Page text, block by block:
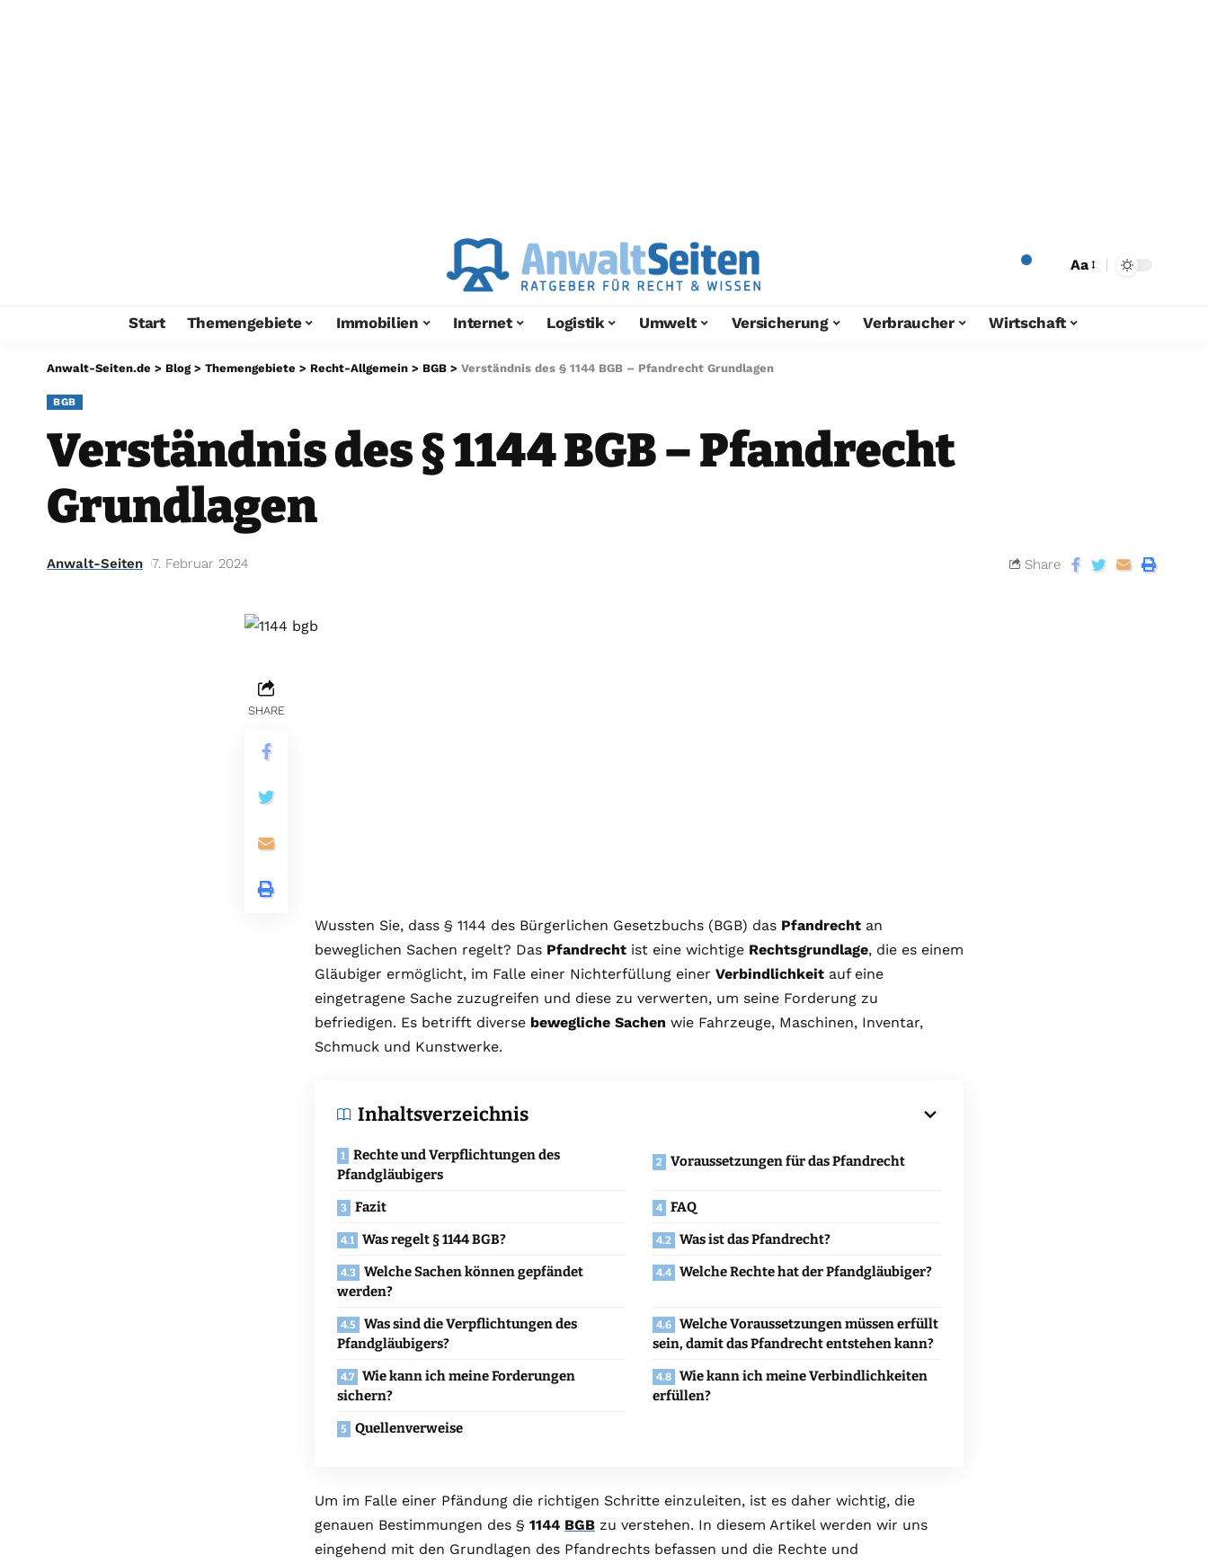
Aa
Start Themengebiete Immobilien Internet Logistik Umwelt Versicherung Verbraucher Wirtschaft
Anwalt-Seiten.de > Blog> Themengebiete > Recht-Allgemein > BGB > Verständnis des § 1144 BGB – Pfandrecht Grundlagen
BGB
Verständnis des § 1144 BGB – Pfandrecht
Grundlagen
Anwalt-Seiten 7. Februar 2024 Share
SHARE
Wussten Sie, dass § 1144 des Bürgerlichen Gesetzbuchs (BGB) das Pfandrecht an
beweglichen Sachen regelt? Das Pfandrecht ist eine wichtige Rechtsgrundlage, die es einem
Gläubiger ermöglicht, im Falle einer Nichterfüllung einer Verbindlichkeit auf eine
eingetragene Sache zuzugreifen und diese zu verwerten, um seine Forderung zu
befriedigen. Es betrifft diverse bewegliche Sachen wie Fahrzeuge, Maschinen, Inventar,
Schmuck und Kunstwerke.
Inhaltsverzeichnis
Rechte und Verpflichtungen des
Pfandgläubigers
Voraussetzungen für das Pfandrecht
Fazit
FAQ
Was regelt § 1144 BGB?
Was ist das Pfandrecht?
Welche Sachen können gepfändet
werden?
Welche Rechte hat der Pfandgläubiger?
Was sind die Verpflichtungen des
Pfandgläubigers?
Welche Voraussetzungen müssen erfüllt
sein, damit das Pfandrecht entstehen kann?
Wie kann ich meine Forderungen
sichern?
Wie kann ich meine Verbindlichkeiten
erfüllen?
Quellenverweise
Um im Falle einer Pfändung die richtigen Schritte einzuleiten, ist es daher wichtig, die
genauen Bestimmungen des § 1144 BGB zu verstehen. In diesem Artikel werden wir uns
eingehend mit den Grundlagen des Pfandrechts befassen und die Rechte und